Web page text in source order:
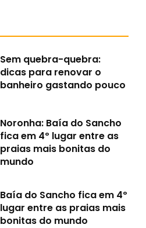
Sem quebra-quebra:
dicas para renovar o
banheiro gastando pouco
Noronha: Baía do Sancho
fica em 4º lugar entre as
praias mais bonitas do
mundo
Baía do Sancho fica em 4º
lugar entre as praias mais
bonitas do mundo